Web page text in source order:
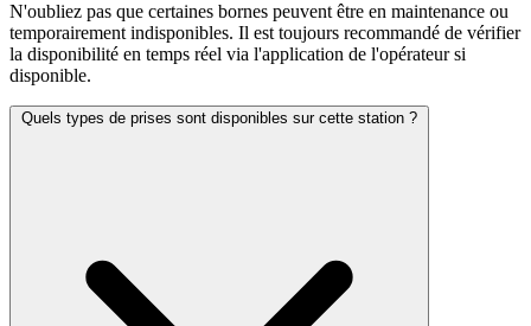
N'oubliez pas que certaines bornes peuvent être en maintenance ou
temporairement indisponibles. Il est toujours recommandé de vérifier
la disponibilité en temps réel via l'application de l'opérateur si
disponible.
Quels types de prises sont disponibles sur cette station ?